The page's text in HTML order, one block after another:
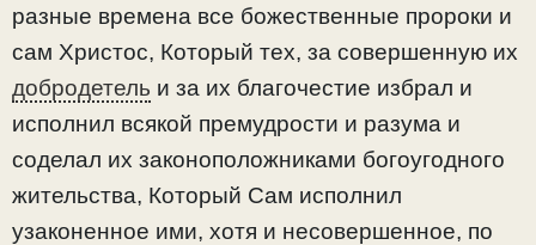
разные времена все божественные пророки и
сам Христос, Который тех, за совершенную их
добродетель и за их благочестие избрал и
исполнил всякой премудрости и разума и
соделал их законоположниками богоугодного
жительства, Который Сам исполнил
узаконенное ими, хотя и несовершенное, по